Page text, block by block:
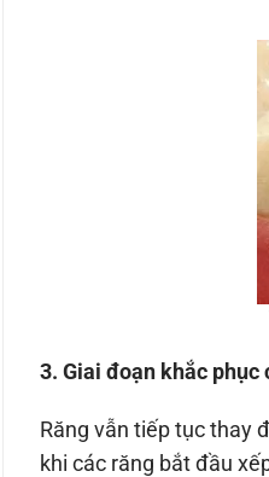
3. Giai đoạn khắc
Răng vẫn tiếp tục thay
khi các răng bắt đầu